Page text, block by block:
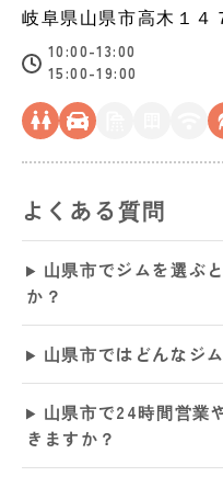
岐阜県山県市高木１４
10:00-13:00
15:00-19:00
よくある質問
山県市でジムを選ぶ
か？
山県市ではどんなジ
山県市で24時間営業
きますか？